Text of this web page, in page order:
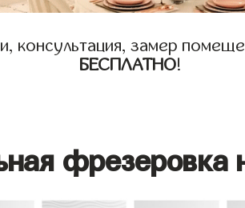
замер
БЕСПЛАТНО!
фрезеровка